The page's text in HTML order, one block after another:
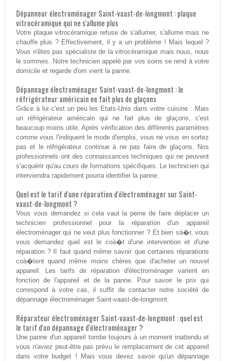
Dépanneur électroménager Saint-vaast-de-longmont : plaque
vitrocéramique qui ne s'allume plus
Votre plaque vitrocéramique refuse de s'allumer, s'allume mais ne
chauffe plus ? Effectivement, il y a un problème ! Mais lequel ?
Vous n'êtes pas spécialiste de la vitrocéramique mais nous, nous
le sommes. Notre technicien appelé par vos soins se rend à votre
domicile et regarde d'om vient la panne.
Dépannage électroménager Saint-vaast-de-longmont : le
réfrigérateur américain ne fait plus de glaçons
Grâce à lui c'est un peu les Etats-Unis dans votre cuisine : Mais
un réfrigérateur américain qui ne fait plus de glaçons, c'est
beaucoup moins utile. Après vérification des différents paramètres
comme vous l'indiquent le mode d'emploi, vous ne vous en sortez
pas et le réfrigérateur continue à ne pas faire de glaçons. Nos
professionnels ont des connaissances techniques qui ne peuvent
s'acquérir qu'au cours de formations spécifiques. Le technicien qui
interviendra rapidement pourra identifier la panne.
Quel est le tarif d'une réparation d'électroménager sur Saint-
vaast-de-longmont ?
Vous vous demandez si cela vaut la peine de faire déplacer un
technicien professionnel pour la réparation d'un appareil
électroménager qui ne veut plus fonctionner ? Et bien sà�r, vous
vous demandez quel est le coà�t d'une intervention et d'une
réparation ? Il faut quand même savoir que certaines réparations
coà�tent quand même moins chères que d'acheter un nouvel
appareil. Les tarifs de réparation d'électroménager varient en
fonction de l'appareil et de la panne. Pour savoir le prix qui
correspond à votre cas, il suffit de contacter notre société de
dépannage électroménager Saint-vaast-de-longmont.
Réparateur électroménager Saint-vaast-de-longmont : quel est
le tarif d'un dépannage d'électroménager ?
Une panne d'un appareil tombe toujours à un moment inattendu et
vous n'aviez peut-être pas prévu le remplacement de cet appareil
dans votre budget ! Mais vous devez savoir qu'un dépannage